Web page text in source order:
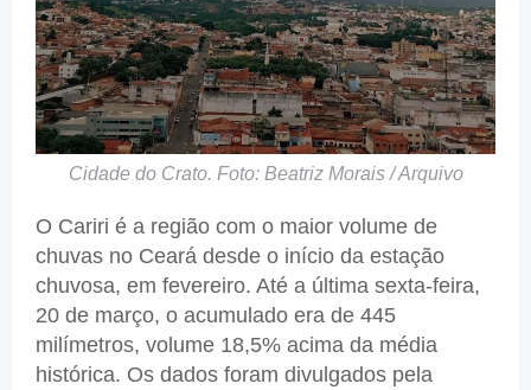
Cidade do Crato. Foto: Beatriz Morais / Arquivo
O Cariri é a região com o maior volume de
chuvas no Ceará desde o início da estação
chuvosa, em fevereiro. Até a última sexta-feira,
20 de março, o acumulado era de 445
milímetros, volume 18,5% acima da média
histórica. Os dados foram divulgados pela